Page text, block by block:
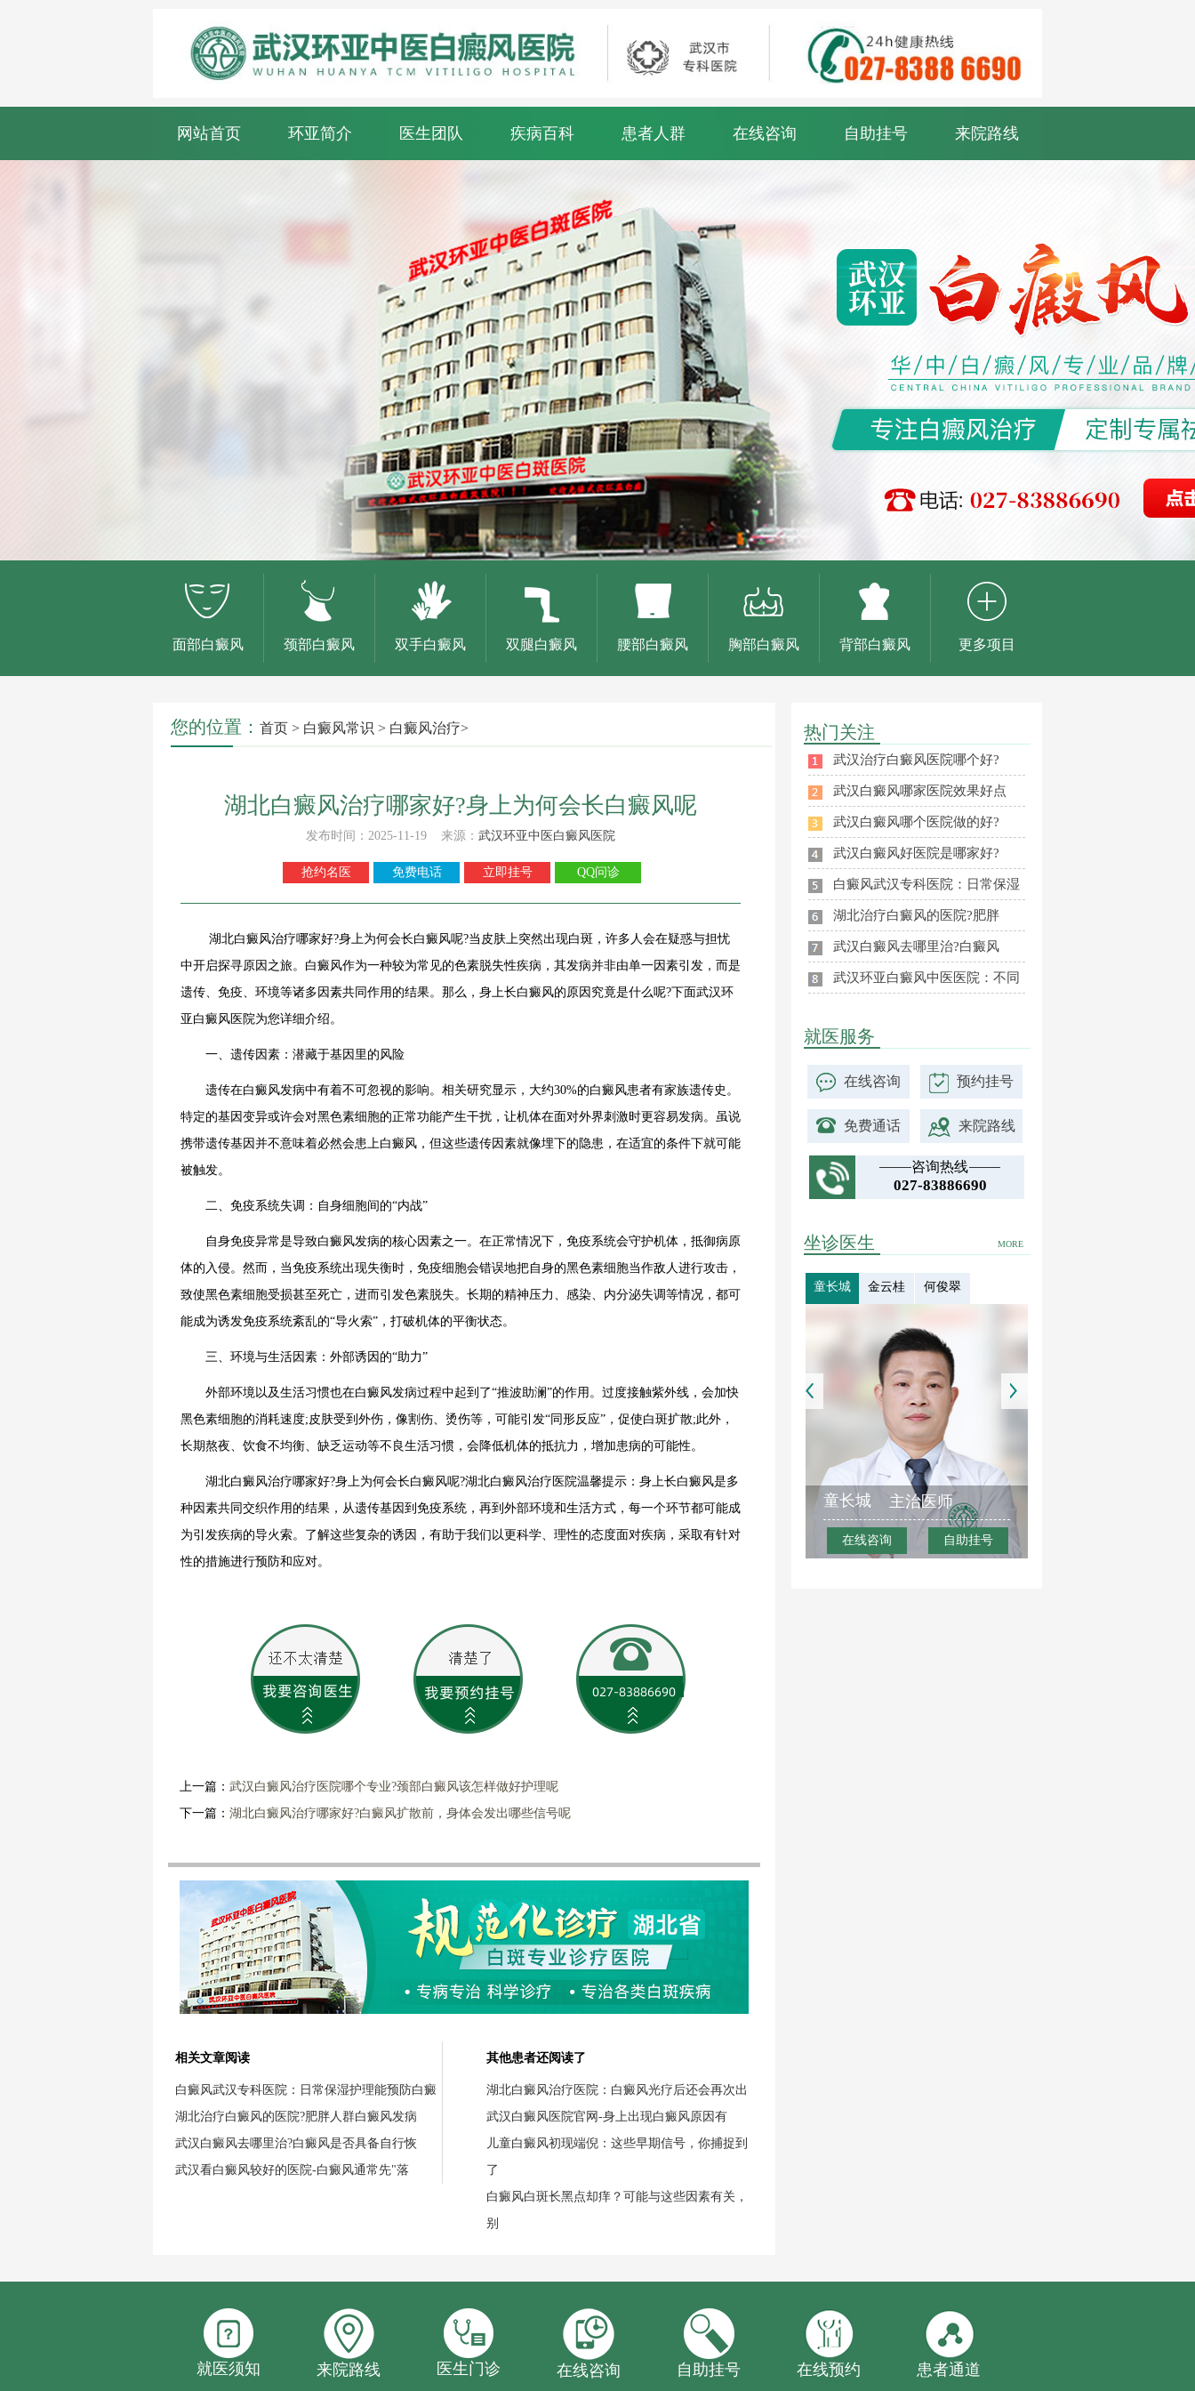
网站首页 环亚简介 医生团队 疾病百科 患者人群 在线咨询 自助挂号 来院路线
面部白癜风 颈部白癜风 双手白癜风 双腿白癜风 腰部白癜风 胸部白癜风 背部白癜风 更多项目
您的位置： 首页 > 白癜风常识 > 白癜风治疗>
湖北白癜风治疗哪家好?身上为何会长白癜风呢
发布时间：2025-11-19 来源： 武汉环亚中医白癜风医院
抢约名医 免费电话 立即挂号 QQ问诊
湖北白癜风治疗哪家好?身上为何会长白癜风呢?当皮肤上突然出现白斑，许多人会在疑惑与担忧
中开启探寻原因之旅。白癜风作为一种较为常见的色素脱失性疾病，其发病并非由单一因素引发，而是
遗传、免疫、环境等诸多因素共同作用的结果。那么，身上长白癜风的原因究竟是什么呢?下面武汉环
亚白癜风医院为您详细介绍。
一、遗传因素：潜藏于基因里的风险
遗传在白癜风发病中有着不可忽视的影响。相关研究显示，大约30%的白癜风患者有家族遗传史。
特定的基因变异或许会对黑色素细胞的正常功能产生干扰，让机体在面对外界刺激时更容易发病。虽说
携带遗传基因并不意味着必然会患上白癜风，但这些遗传因素就像埋下的隐患，在适宜的条件下就可能
被触发。
二、免疫系统失调：自身细胞间的“内战”
自身免疫异常是导致白癜风发病的核心因素之一。在正常情况下，免疫系统会守护机体，抵御病原
体的入侵。然而，当免疫系统出现失衡时，免疫细胞会错误地把自身的黑色素细胞当作敌人进行攻击，
致使黑色素细胞受损甚至死亡，进而引发色素脱失。长期的精神压力、感染、内分泌失调等情况，都可
能成为诱发免疫系统紊乱的“导火索”，打破机体的平衡状态。
三、环境与生活因素：外部诱因的“助力”
外部环境以及生活习惯也在白癜风发病过程中起到了“推波助澜”的作用。过度接触紫外线，会加快
黑色素细胞的消耗速度;皮肤受到外伤，像割伤、烫伤等，可能引发“同形反应”，促使白斑扩散;此外，
长期熬夜、饮食不均衡、缺乏运动等不良生活习惯，会降低机体的抵抗力，增加患病的可能性。
湖北白癜风治疗哪家好?身上为何会长白癜风呢?湖北白癜风治疗医院温馨提示：身上长白癜风是多
种因素共同交织作用的结果，从遗传基因到免疫系统，再到外部环境和生活方式，每一个环节都可能成
为引发疾病的导火索。了解这些复杂的诱因，有助于我们以更科学、理性的态度面对疾病，采取有针对
性的措施进行预防和应对。
上一篇： 武汉白癜风治疗医院哪个专业?颈部白癜风该怎样做好护理呢
下一篇： 湖北白癜风治疗哪家好?白癜风扩散前，身体会发出哪些信号呢
相关文章阅读
白癜风武汉专科医院：日常保湿护理能预防白癜
湖北治疗白癜风的医院?肥胖人群白癜风发病
武汉白癜风去哪里治?白癜风是否具备自行恢
武汉看白癜风较好的医院-白癜风通常先"落
其他患者还阅读了
湖北白癜风治疗医院：白癜风光疗后还会再次出
武汉白癜风医院官网-身上出现白癜风原因有
儿童白癜风初现端倪：这些早期信号，你捕捉到
了
白癜风白斑长黑点却痒？可能与这些因素有关，
别
热门关注
武汉治疗白癜风医院哪个好?
武汉白癜风哪家医院效果好点
武汉白癜风哪个医院做的好?
武汉白癜风好医院是哪家好?
白癜风武汉专科医院：日常保湿
湖北治疗白癜风的医院?肥胖
武汉白癜风去哪里治?白癜风
武汉环亚白癜风中医医院：不同
就医服务
在线咨询 预约挂号
免费通话 来院路线
咨询热线
027-83886690
MORE
坐诊医生
童长城 金云桂 何俊翠
童长城 主治医师
在线咨询 自助挂号
就医须知 来院路线 医生门诊 在线咨询 自助挂号 在线预约 患者通道